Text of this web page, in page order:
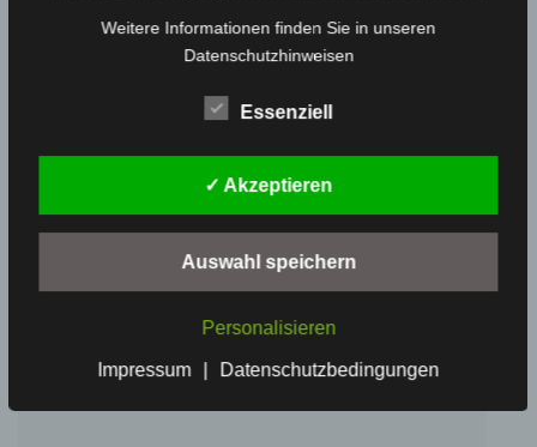
Weitere Informationen finden Sie in unseren
Datenschutzhinweisen
Essenziell
✓ Akzeptieren
Auswahl speichern
Personalisieren
Impressum Datenschutzbedingungen